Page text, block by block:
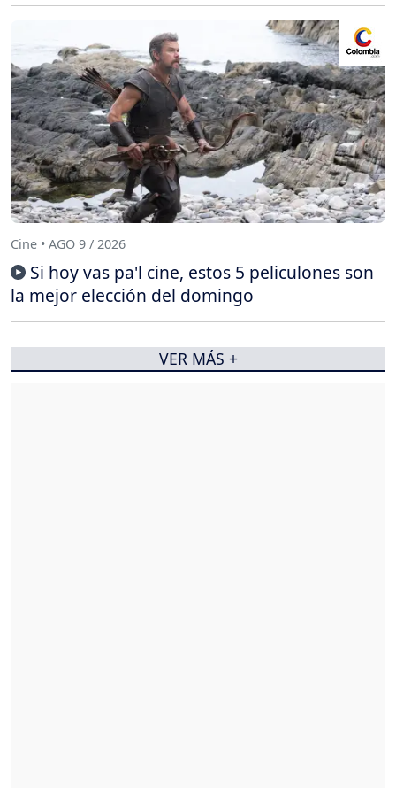
Cine • AGO 9 / 2026
Si hoy vas pa'l cine, estos 5 peliculones son
la mejor elección del domingo
VER MÁS +